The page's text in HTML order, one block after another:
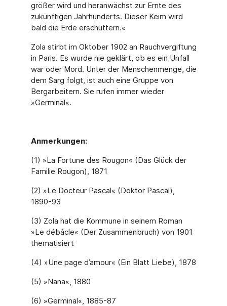
größer wird und heranwächst zur Ernte des
zukünftigen Jahrhunderts. Dieser Keim wird
bald die Erde erschüttern.«
Zola stirbt im Oktober 1902 an Rauchvergiftung
in Paris. Es wurde nie geklärt, ob es ein Unfall
war oder Mord. Unter der Menschenmenge, die
dem Sarg folgt, ist auch eine Gruppe von
Bergarbeitern. Sie rufen immer wieder
»Germinal«.
Anmerkungen:
(1) »La Fortune des Rougon« (Das Glück der
Familie Rougon), 1871
(2) »Le Docteur Pascal« (Doktor Pascal),
1890-93
(3) Zola hat die Kommune in seinem Roman
»Le débâcle« (Der Zusammenbruch) von 1901
thematisiert
(4) »Une page d’amour« (Ein Blatt Liebe), 1878
(5) »Nana«, 1880
(6) »Germinal«, 1885-87